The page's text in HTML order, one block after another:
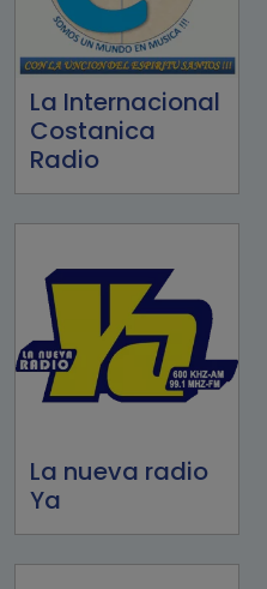
La Internacional
Costanica
Radio
La nueva radio
Ya